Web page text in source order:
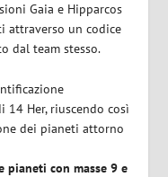
Gaia e Hipparcos
attraverso un codice
dal team stesso.
14 Her, riuscendo così
dei pianeti attorno
pianeti con masse 9 e